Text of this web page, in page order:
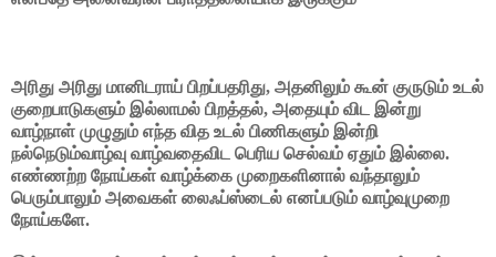
அரிது அரிது மானிடராய் பிறப்பதரிது, அதனிலும் கூன் குருடும் உடல்
குறைபாடுகளும் இல்லாமல் பிறத்தல், அதையும் விட இன்று
வாழ்நாள் முழுதும் எந்த வித உடல் பிணிகளும் இன்றி
நல்நெடும்வாழ்வு வாழ்வதைவிட பெரிய செல்வம் ஏதும் இல்லை.
எண்ணற்ற நோய்கள் வாழ்க்கை முறைகளினால் வந்தாலும்
பெரும்பாலும் அவைகள் லைஃப்ஸ்டைல் எனப்படும் வாழ்வுமுறை
நோய்களே.